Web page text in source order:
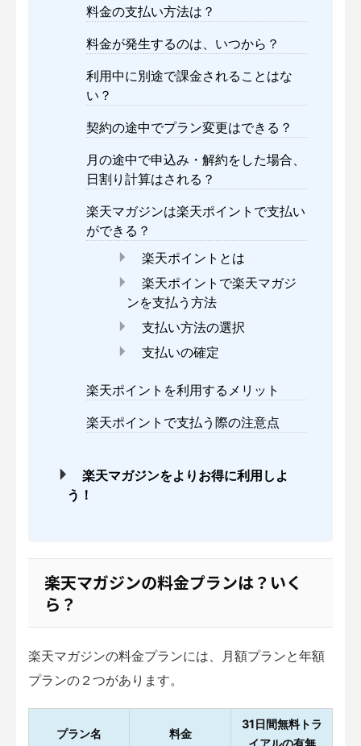
料金の支払い方法は？
料金が発生するのは、いつから？
利用中に別途で課金されることはな
い？
契約の途中でプラン変更はできる？
月の途中で申込み・解約をした場合、
日割り計算はされる？
楽天マガジンは楽天ポイントで支払い
ができる？
楽天ポイントとは
楽天ポイントで楽天マガジ
ンを支払う方法
支払い方法の選択
支払いの確定
楽天ポイントを利用するメリット
楽天ポイントで支払う際の注意点
楽天マガジンをよりお得に利用しよ
う！
楽天マガジンの料金プランは？いく
ら？
楽天マガジンの料金プランには、月額プランと年額
プランの２つがあります。
プラン名 料金
31日間無料トラ
イアルの有無